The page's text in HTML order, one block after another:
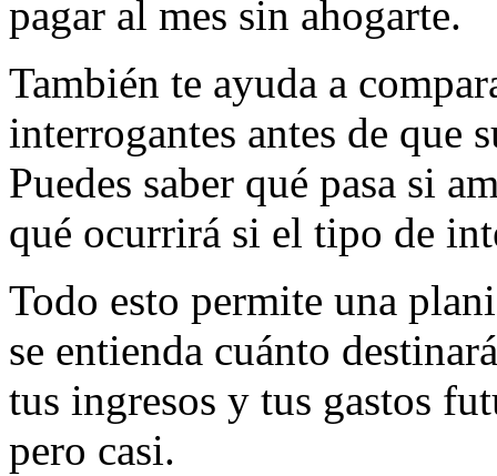
pagar al mes sin ahogarte.
También te ayuda a
interrogantes antes de que
Puedes saber qué pasa si
qué ocurrirá si el tipo de
Todo esto permite una
se entienda cuánto
tus ingresos y tus gastos
pero casi.